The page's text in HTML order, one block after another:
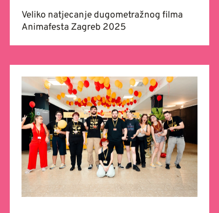
Veliko natjecanje dugometražnog filma
Animafesta Zagreb 2025